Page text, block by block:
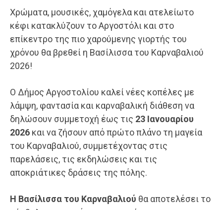
Χρώματα, μουσικές, χαμόγελα και ατελείωτο
κέφι κατακλύζουν το Αργοστόλι και στο
επίκεντρο της πιο χαρούμενης γιορτής του
χρόνου θα βρεθεί η Βασίλισσα του Καρναβαλιού
2026!
Ο Δήμος Αργοστολίου καλεί νέες κοπέλες με
λάμψη, φαντασία και καρναβαλική διάθεση να
δηλώσουν συμμετοχή έως τις 23 Ιανουαρίου
2026 και να ζήσουν από πρώτο πλάνο τη μαγεία
του Καρναβαλιού, συμμετέχοντας στις
παρελάσεις, τις εκδηλώσεις και τις
αποκριάτικες δράσεις της πόλης.
Η Βασίλισσα του Καρναβαλιού θα αποτελέσει το